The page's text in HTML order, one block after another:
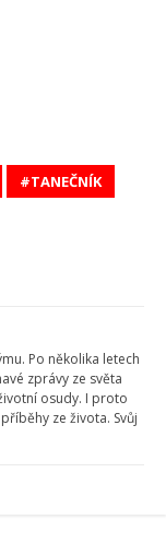
TANEČNÍK
Po několika letech
zprávy ze světa
osudy. I proto
ze života. Svůj